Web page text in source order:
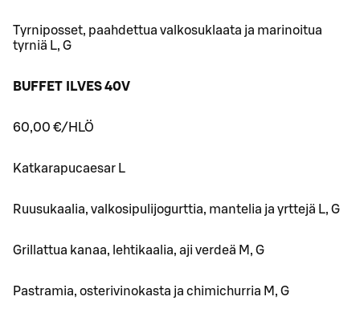
Tyrniposset, paahdettua valkosuklaata ja marinoitua
tyrniä L, G
BUFFET ILVES 40V
60,00 €/HLÖ
Katkarapucaesar L
Ruusukaalia, valkosipulijogurttia, mantelia ja yrttejä L, G
Grillattua kanaa, lehtikaalia, aji verdeä M, G
Pastramia, osterivinokasta ja chimichurria M, G